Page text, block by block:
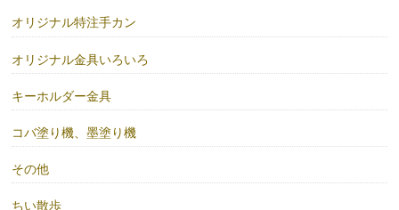
オリジナル特注手カン
オリジナル金具いろいろ
キーホルダー金具
コバ塗り機、墨塗り機
その他
ちい散歩